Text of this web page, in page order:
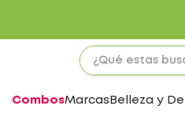
CombosMarcas Belleza y